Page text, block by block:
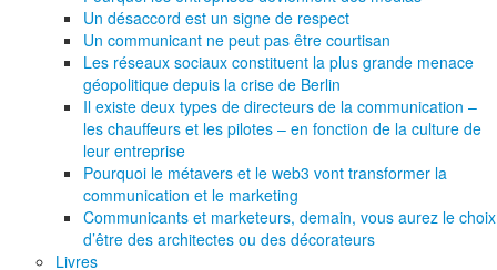
Un désaccord est un signe de respect
Un communicant ne peut pas être courtisan
Les réseaux sociaux constituent la plus grande menace
géopolitique depuis la crise de Berlin
Il existe deux types de directeurs de la communication –
les chauffeurs et les pilotes – en fonction de la culture de
leur entreprise
Pourquoi le métavers et le web3 vont transformer la
communication et le marketing
Communicants et marketeurs, demain, vous aurez le choix
d’être des architectes ou des décorateurs
Livres